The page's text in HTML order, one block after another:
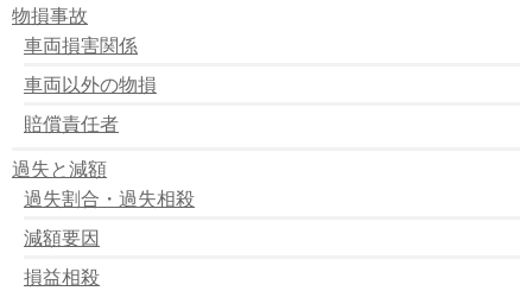
物損事故
車両損害関係
車両以外の物損
賠償責任者
過失と減額
過失割合・過失相殺
減額要因
損益相殺